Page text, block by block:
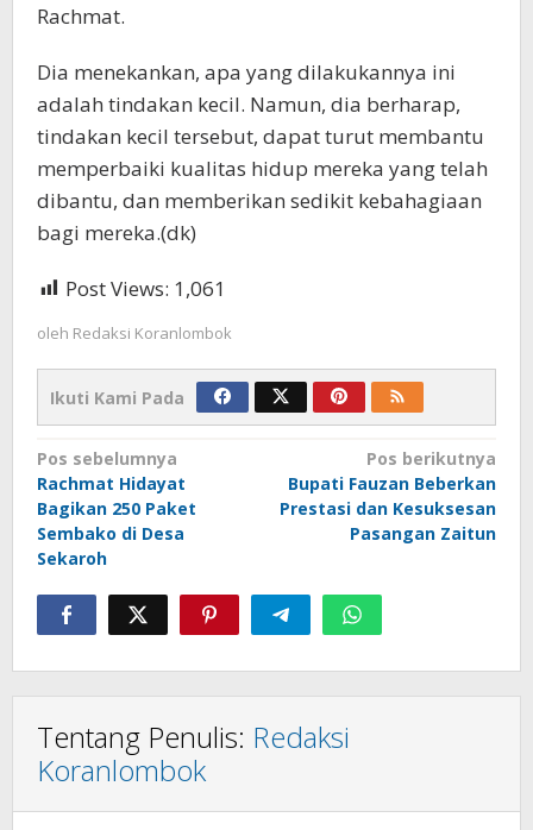
Rachmat.
Dia menekankan, apa yang dilakukannya ini
adalah tindakan kecil. Namun, dia berharap,
tindakan kecil tersebut, dapat turut membantu
memperbaiki kualitas hidup mereka yang telah
dibantu, dan memberikan sedikit kebahagiaan
bagi mereka.(dk)
Post Views: 1,061
oleh Redaksi Koranlombok
Ikuti Kami Pada
Navigasi
pos
Pos sebelumnya
Rachmat Hidayat
Bagikan 250 Paket
Sembako di Desa
Sekaroh
Pos berikutnya
Bupati Fauzan Beberkan
Prestasi dan Kesuksesan
Pasangan Zaitun
Tentang Penulis: Redaksi
Koranlombok